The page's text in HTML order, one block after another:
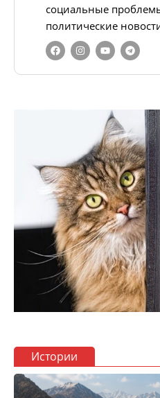
социальные
политические
Истории